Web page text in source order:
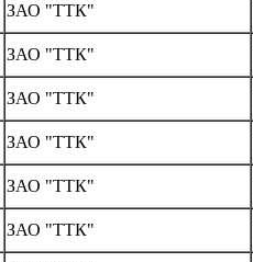
ЗАО "ТТК"
ЗАО "ТТК"
ЗАО "ТТК"
ЗАО "ТТК"
ЗАО "ТТК"
ЗАО "ТТК"